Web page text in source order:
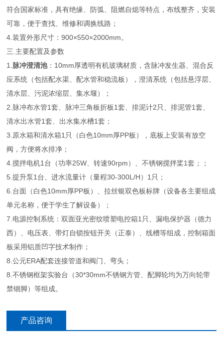
符合国家标准，具有绝缘、防弧、阻燃自熄等特点，布线整齐，安装
可靠，便于查找、维修和调换线路；
4.装置外形尺寸：900×550×2000mm。
三.主要配置及参数
1. 脉冲澄清池：10mm厚透明有机玻璃材质，含脉冲发生器、混合反
应系统（包括配水渠、配水管和稳流板），澄清系统（包括悬浮层、
清水层、污泥浓缩层、集水堰）；
2.脉冲布水管1套、脉冲三角板折板1套、排泥计2只、排泥管1套、
清水出水管1套、出水集水槽1套；
3.原水箱和清水箱1只（白色10mm厚PP板），底板上安装有放空
阀，方便将水排净；
4.搅拌电机1台（功率25W、转速90rpm）、不锈钢搅拌桨1套；；
5.提升泵1台、进水流量计（量程30-300L/H）1只；
6.台面（白色10mm厚PP板）、拉丝银双色板标牌（设备各主要组成
单元名称，便于学生了解设备）；
7.电源控制系统：双面亚光密纹喷塑电控箱1只、漏电保护器（德力
西）、电压表、带灯自锁按钮开关（正泰）、线槽等组成，控制箱面
板采用铝质凹字技术制作；
8.公元ERA配套连接管道和阀门、弯头；
8.不锈钢框架实验台（30*30mm不锈钢方管、配脚轮均为万向轮带
禁锢脚）等组成。
产品咨询